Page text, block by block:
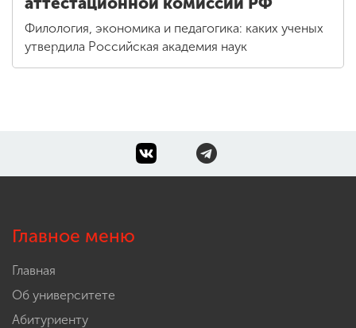
Филология, экономика и педагогика: каких ученых
утвердила Российская академия наук
Главное меню
Главная
Об университете
Абитуриенту